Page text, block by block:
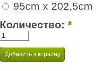
95cm x 202,5cm
Количество: *